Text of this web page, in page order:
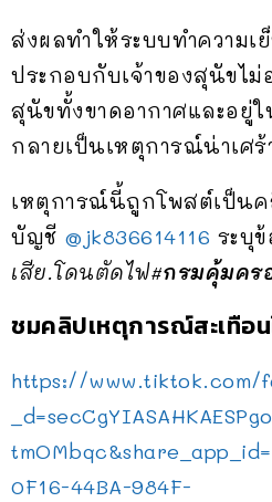
ส่งผลทำให้ระบบทำความ
ประกอบกับเจ้าของสุนัขไ
สุนัขทั้งขาดอากาศและอ
กลายเป็นเหตุการณ์น่าเศร้
เหตุการณ์นี้ถูกโพสต์เป็น
บัญชี @jk836614116 ระบุ
เสีย.โดนตัดไฟ#กรมคุ้มคร
ชมคลิปเหตุการณ์สะเทือ
https://www.tiktok.com/
0F16-44BA-984F-